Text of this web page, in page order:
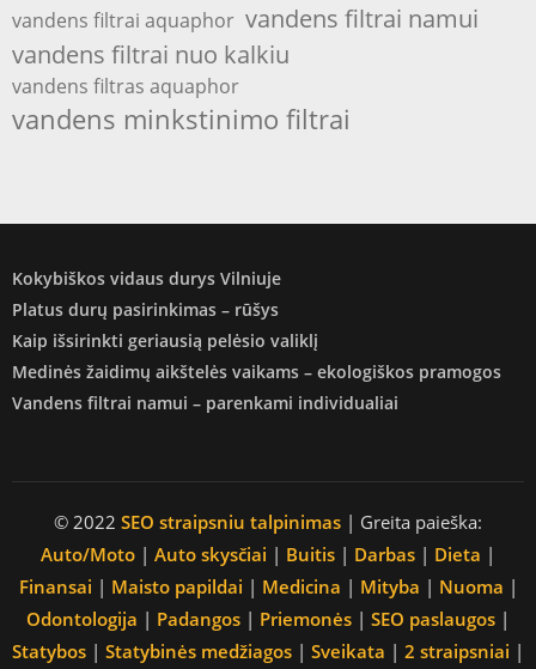
vandens filtrai aquaphor vandens filtrai namui
vandens filtrai nuo kalkiu
vandens filtras aquaphor
vandens minkstinimo filtrai
Kokybiškos vidaus durys Vilniuje
Platus durų pasirinkimas – rūšys
Kaip išsirinkti geriausią pelėsio valiklį
Medinės žaidimų aikštelės vaikams – ekologiškos pramogos
Vandens filtrai namui – parenkami individualiai
© 2022 SEO straipsniu talpinimas | Greita paieška:
Auto/Moto | Auto skysčiai | Buitis | Darbas | Dieta |
Finansai | Maisto papildai | Medicina | Mityba | Nuoma |
Odontologija | Padangos | Priemonės | SEO paslaugos |
Statybos | Statybinės medžiagos | Sveikata | 2 straipsniai |